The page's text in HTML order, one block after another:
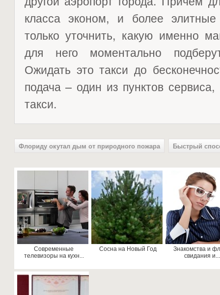
класса эконом, и более
только уточнить, какую именно
для него моментально
Ожидать это такси до
подача – один из пунктов
такси.
Флориду окутал дым от природного пожара Быстрый
Современные
телевизоры на кухн...
Сосна на Новый Год
Знакомства и
свидания и...